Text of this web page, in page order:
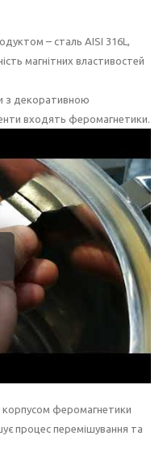
– сталь AISI 316L,
магнітних властивостей
з декоративною
входять феромагнетики.
корпусом феромагнетики
процес перемішування та